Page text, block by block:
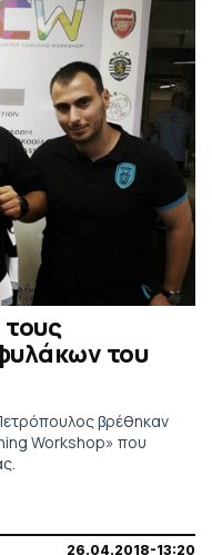
του
βρέθηκαν
Workshop» που
26.04.2018-13:20